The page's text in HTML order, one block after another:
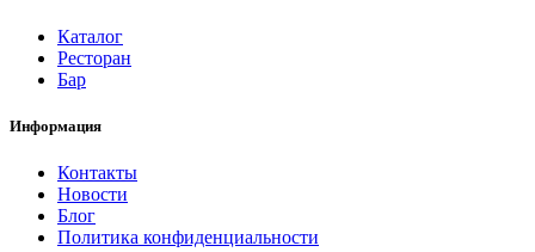
Каталог
Ресторан
Бар
Информация
Контакты
Новости
Блог
Политика конфиденциальности